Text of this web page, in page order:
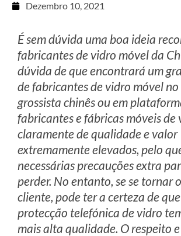
Dezembro 10, 2021
É sem dúvida uma boa ideia
fabricantes de vidro móvel da
dúvida de que encontrará um
de fabricantes de vidro móvel
grossista chinês ou em
fabricantes e fábricas móveis de
claramente de qualidade e valor
extremamente elevados, pelo
necessárias precauções extra
perder. No entanto, se se tornar
cliente, pode ter a certeza de
protecção telefónica de vidro
mais alta qualidade. O respeito